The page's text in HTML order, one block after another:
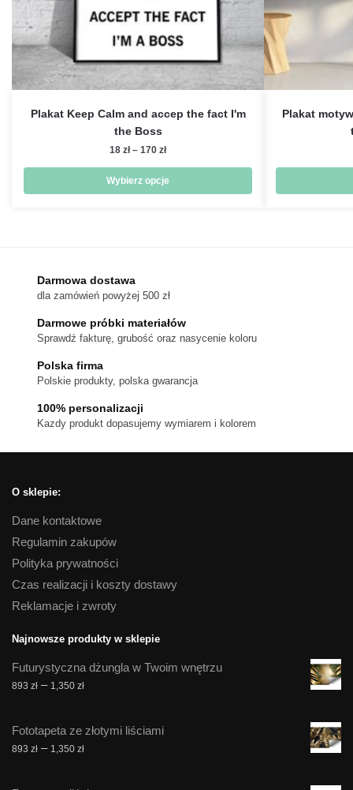
Plakat Keep Calm and accep the fact I'm
the Boss
18 zł – 170 złZakres
od
18 zł
Wybierz opcje
Opcje
można
wybrać
stronie
Plakat
Darmowa dostawa
dla zamówień powyżej 500 zł
Darmowe próbki materiałów
Sprawdź fakturę, grubość oraz nasycenie koloru
Polska firma
Polskie produkty, polska gwarancja
100% personalizacji
Kazdy produkt dopasujemy wymiarem i kolorem
O sklepie:
Dane kontaktowe
Regulamin zakupów
Polityka prywatności
Czas realizacji i koszty dostawy
Reklamacje i zwroty
Najnowsze produkty w sklepie
Futurystyczna dżungla w Twoim wnętrzu
893 zł – 1,350 złZakres
893 zł
do
Fototapeta ze złotymi liściami
893 zł – 1,350 złZakres